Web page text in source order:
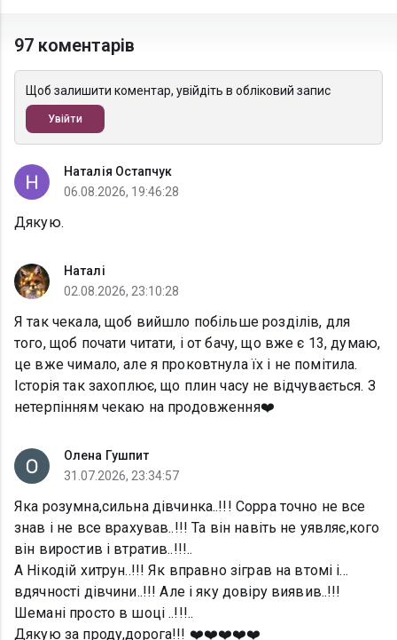
97 коментарів
Щоб залишити коментар, увійдіть в обліковий запис
Увійти
Наталія Остапчук
06.08.2026, 19:46:28
Дякую.
Наталі
02.08.2026, 23:10:28
Я так чекала, щоб вийшло побільше розділів, для
того, щоб почати читати, і от бачу, що вже є 13, думаю,
це вже чимало, але я проковтнула їх і не помітила.
Історія так захоплює, що плин часу не відчувається. З
нетерпінням чекаю на продовження❤️
Олена Гушпит
31.07.2026, 23:34:57
Яка розумна,сильна дівчинка..!!! Сорра точно не все
знав і не все врахував..!!! Та він навіть не уявляє,кого
він виростив і втратив..!!!..
А Нікодій хитрун..!!! Як вправно зіграв на втомі і…
вдячності дівчини..!!! Але і яку довіру виявив..!!!
Шемані просто в шоці ..!!!..
Дякую за проду,дорога!!! ❤️❤️❤️❤️❤️